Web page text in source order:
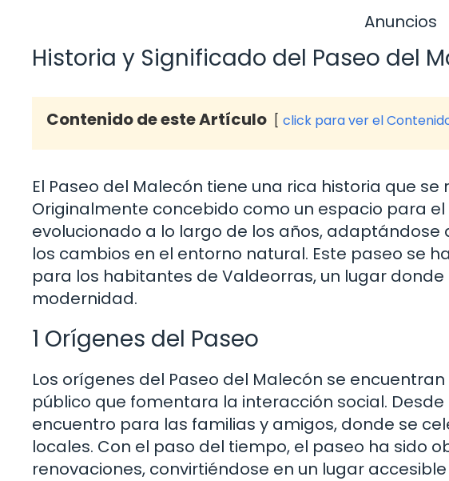
Anuncios
Historia y Significado del Paseo del
Contenido de este Artículo click para ver el
El Paseo del Malecón tiene una rica historia que
Originalmente concebido como un espacio para
evolucionado a lo largo de los años,
los cambios en el entorno natural. Este paseo se
para los habitantes de Valdeorras, un lugar
modernidad.
1 Orígenes del Paseo
Los orígenes del Paseo del Malecón se
público que fomentara la interacción social.
encuentro para las familias y amigos, donde se
locales. Con el paso del tiempo, el paseo ha sido
renovaciones, convirtiéndose en un lugar